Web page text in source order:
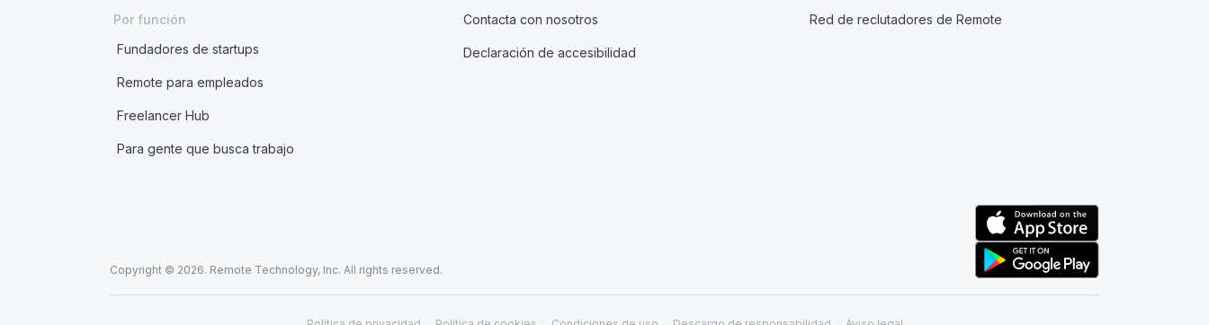
Por función
Fundadores de startups
Remote para empleados
Freelancer Hub
Para gente que busca trabajo
Contacta con nosotros
Declaración de accesibilidad
Red de reclutadores de Remote
Copyright © 2026. Remote Technology, Inc. All rights reserved.